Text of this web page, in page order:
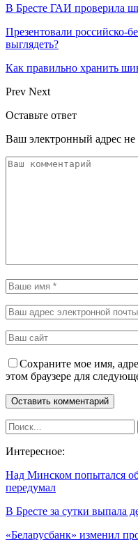
В Бресте ГАИ проверила
Презентовали российско-
выглядеть?
Как правильно хранить
Prev Next
Оставьте ответ
Ваш электронный адрес не
Сохраните мое имя,
этом браузере для
Интересное:
Над Минском попытался
передумал
В Бресте за сутки выпала
«Беларусбанк» изменил